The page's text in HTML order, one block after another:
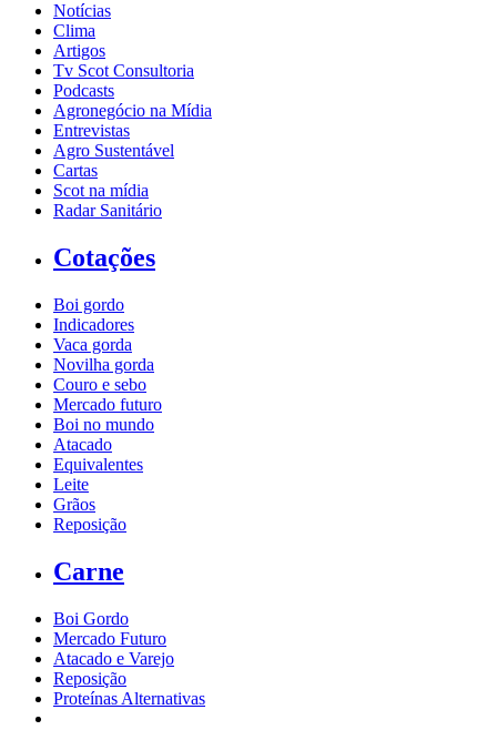
Notícias
Clima
Artigos
Tv Scot Consultoria
Podcasts
Agronegócio na Mídia
Entrevistas
Agro Sustentável
Cartas
Scot na mídia
Radar Sanitário
Cotações
Boi gordo
Indicadores
Vaca gorda
Novilha gorda
Couro e sebo
Mercado futuro
Boi no mundo
Atacado
Equivalentes
Leite
Grãos
Reposição
Carne
Boi Gordo
Mercado Futuro
Atacado e Varejo
Reposição
Proteínas Alternativas